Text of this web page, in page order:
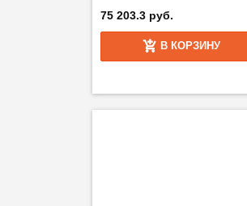
75 203.3 руб.
В КОРЗИНУ